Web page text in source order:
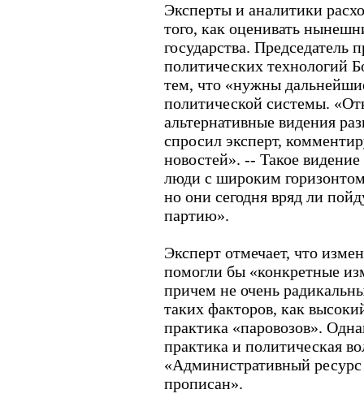
Эксперты и аналитики
того, как оценивать
государства. Председатель
политических технологий
тем, что «нужны
политической системы.
альтернативные видения
спросил эксперт,
новостей». -- Такое
люди с широким
но они сегодня вряд ли
партию».
Эксперт отмечает, что
помогли бы «конкретные
причем не очень
таких факторов, как
практика «паровозов».
практика и политическая
«Административный ресурс
прописан».